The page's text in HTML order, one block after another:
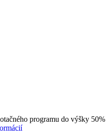
programu do výšky 50%